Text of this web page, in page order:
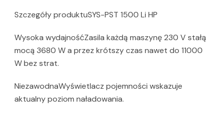
Szczegóły produktuSYS-PST 1500 Li HP
Wysoka wydajnośćZasila każdą maszynę 230 V stałą
mocą 3680 W a przez krótszy czas nawet do 11000
W bez strat.
NiezawodnaWyświetlacz pojemności wskazuje
aktualny poziom naładowania.